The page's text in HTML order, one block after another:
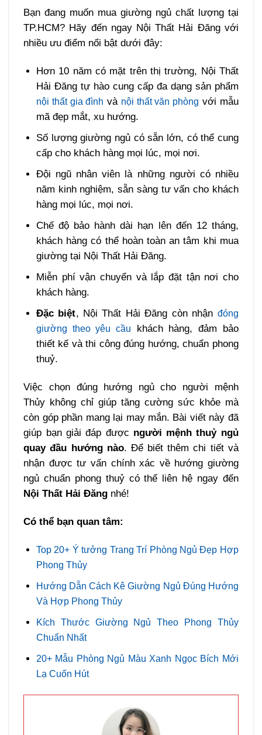
Bạn đang muốn mua giường ngủ chất lượng tại
TP.HCM? Hãy đến ngay Nội Thất Hải Đăng với
nhiều ưu điểm nổi bật dưới đây:
Hơn 10 năm có mặt trên thị trường, Nội Thất
Hải Đăng tự hào cung cấp đa dạng sản phẩm
nội thất gia đình và nội thất văn phòng với mẫu
mã đẹp mắt, xu hướng.
Số lượng giường ngủ có sẵn lớn, có thể cung
cấp cho khách hàng mọi lúc, mọi nơi.
Đội ngũ nhân viên là những người có nhiều
năm kinh nghiệm, sẵn sàng tư vấn cho khách
hàng mọi lúc, mọi nơi.
Chế độ bảo hành dài hạn lên đến 12 tháng,
khách hàng có thể hoàn toàn an tâm khi mua
giường tại Nội Thất Hải Đăng.
Miễn phí vận chuyển và lắp đặt tận nơi cho
khách hàng.
Đặc biệt, Nội Thất Hải Đăng còn nhận đóng
giường theo yêu cầu
khách hàng, đảm bảo
thiết kế và thi công đúng hướng, chuẩn phong
thuỷ.
Việc chọn đúng hướng ngủ cho người mệnh
Thủy không chỉ giúp tăng cường sức khỏe mà
còn góp phần mang lại may mắn. Bài viết này đã
giúp bạn giải đáp được người mệnh thuỷ ngủ
quay đầu hướng nào. Để biết thêm chi tiết và
nhận được tư vấn chính xác về hướng giường
ngủ chuẩn phong thuỷ có thể liên hệ ngay đến
Nội Thất Hải Đăng nhé!
Có thể bạn quan tâm:
Top 20+ Ý tưởng Trang Trí Phòng Ngủ Đẹp Hợp
Phong Thủy
Hướng Dẫn Cách Kê Giường Ngủ Đúng Hướng
Và Hợp Phong Thủy
Kích Thước Giường Ngủ Theo Phong Thủy
Chuẩn Nhất
20+ Mẫu Phòng Ngủ Màu Xanh Ngọc Bích Mới
Lạ Cuốn Hút